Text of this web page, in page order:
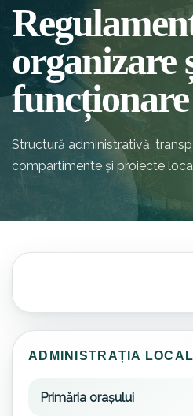
organizare
funcționare
Structură administrativă,
compartimente și proiecte
ADMINISTRAȚIA
Primăria orașului